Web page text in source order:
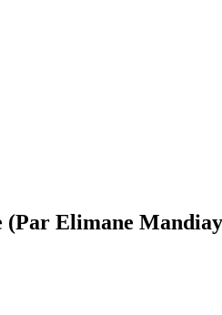
(Par Elimane